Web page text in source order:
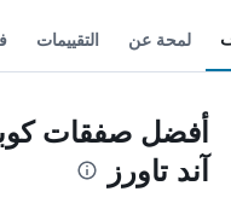
لمحة عن التقييمات
أفضل صفقات
آند تاورز